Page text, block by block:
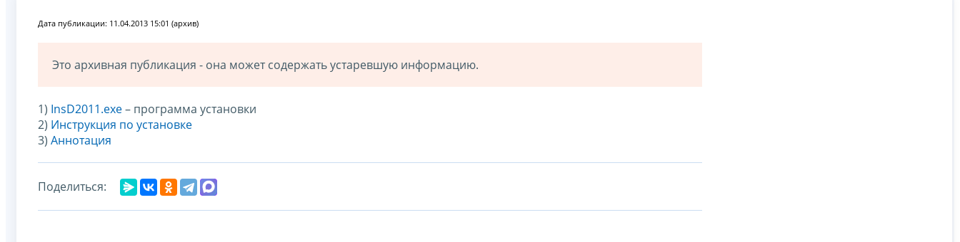
Дата публикации: 11.04.2013 15:01 (архив)
Это архивная публикация - она может содержать устаревшую информацию.
1) InsD2011.exe– программа установки
2) Инструкция по установке
3) Аннотация
Поделиться: